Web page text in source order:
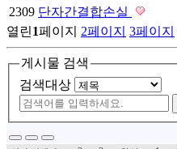
2309 단자간결합손실
열린1페이지 2페이지 3페이지
게시물 검색
검색대상